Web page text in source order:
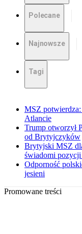
Polecane
Najnowsze
Tagi
MSZ
Atlancie
Trump otworzył
od Brytyjczyków
Brytyjski MSZ
świadomi
Odporność
jesieni
Promowane treści